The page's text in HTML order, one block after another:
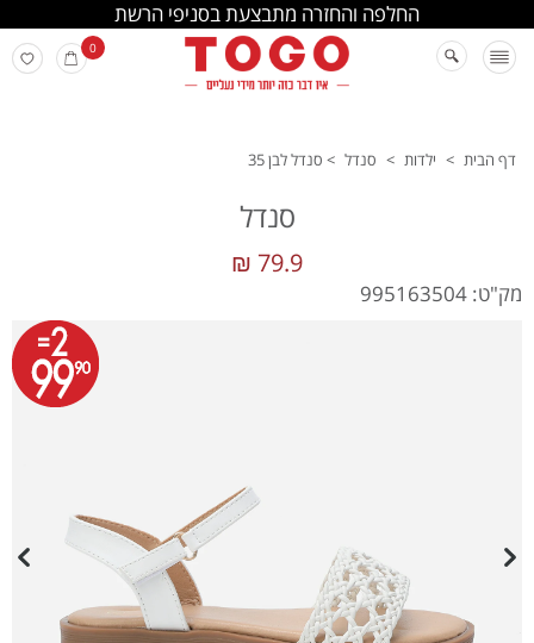
החלפה והחזרה מתבצעת בסניפי הרשת
0
דף הבית > ילדות > סנדל > סנדל לבן 35
סנדל
79.9 ₪
מק"ט: 995163504